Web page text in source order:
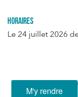
Horaires
Le24 juillet 2026
M'y rendre